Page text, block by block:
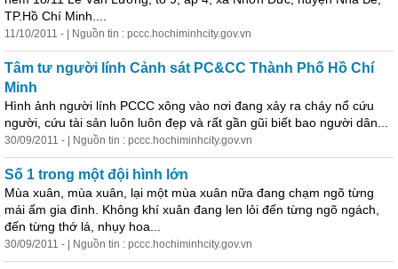
TP.Hồ Chí Minh....
11/10/2011 - | Nguồn tin : pccc.hochiminhcity.gov.vn
Tâm tư người lính Cảnh sát PC&CC Thành Phố Hồ Chí
Minh
Hình ảnh người lính PCCC xông vào nơi đang xảy ra cháy nổ cứu
người, cứu tài sản luôn luôn đẹp và rất gần gũi biết bao người dân...
30/09/2011 - | Nguồn tin : pccc.hochiminhcity.gov.vn
Số 1 trong một đội hình lớn
Mùa xuân, mùa xuân, lại một mùa xuân nữa đang chạm ngõ từng
mái ấm gia đình. Không khí xuân đang len lỏi đến từng ngõ ngách,
đến từng thớ lá, nhụy hoa...
30/09/2011 - | Nguồn tin : pccc.hochiminhcity.gov.vn